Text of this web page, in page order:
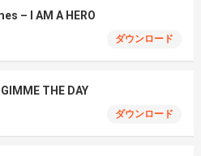
– I AM A HERO
ダウンロード
THE DAY
ダウンロード